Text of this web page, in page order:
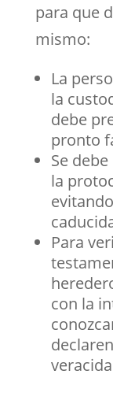
para que
mismo:
La
la
debe
pronto
Se
la
Para
con la